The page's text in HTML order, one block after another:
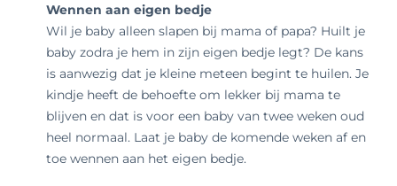
Wennen aan eigen bedje
Wil je baby alleen slapen bij mama of papa? Huilt je
baby zodra je hem in zijn eigen bedje legt? De kans
is aanwezig dat je kleine meteen begint te huilen. Je
kindje heeft de behoefte om lekker bij mama te
blijven en dat is voor een baby van twee weken oud
heel normaal. Laat je baby de komende weken af en
toe wennen aan het eigen bedje.